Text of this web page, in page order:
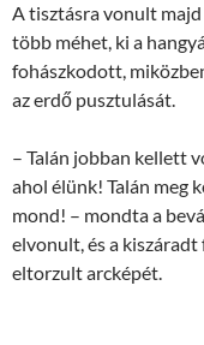
A tisztásra vonult
több méhet, ki a
fohászkodott,
az erdő pusztulását.
– Talán jobban kellett
ahol élünk! Talán meg
mond! – mondta a
elvonult, és a
eltorzult arcképét.